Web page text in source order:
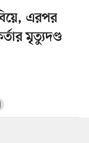
এরপর
মৃত্যুদণ্ড